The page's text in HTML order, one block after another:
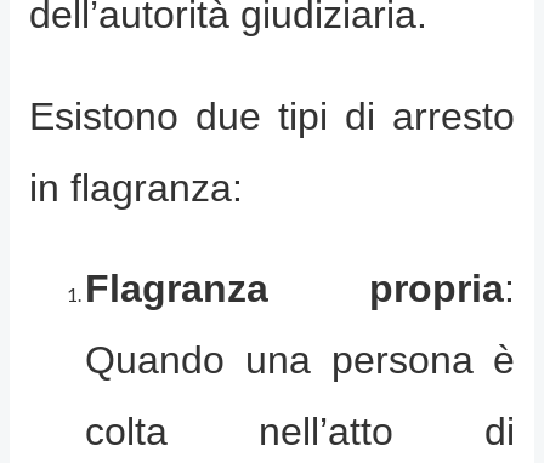
dell’autorità giudiziaria.
Esistono due tipi di arresto
in flagranza:
Flagranza propria:
Quando una persona è
colta nell’atto di